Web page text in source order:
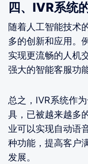
四、IVR系统
随着人工智能技术
多的创新和应用。
实现更流畅的人机
强大的智能客服功
总之，IVR系统作
具，已被越来越多
业可以实现自动语
种功能，提高客户
发展。